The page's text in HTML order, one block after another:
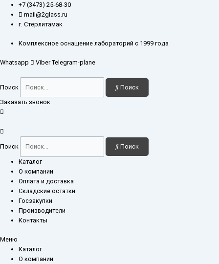
Перейти
содержимому
+7 (3473) 25-68-30
mail@2glass.ru
г. Стерлитамак
Комплексное оснащение лабораторий с 1999 года
Whatsapp Viber Telegram-plane
Поиск Поиск
Заказать звонок
Поиск Поиск
Каталог
О компании
Оплата и доставка
Складские остатки
Госзакупки
Производители
Контакты
Меню
Каталог
О компании
Количество
товара
Колба
тубусом
2-